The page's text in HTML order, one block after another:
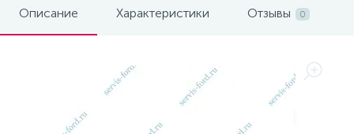
Описание Характеристики Отзывы 0